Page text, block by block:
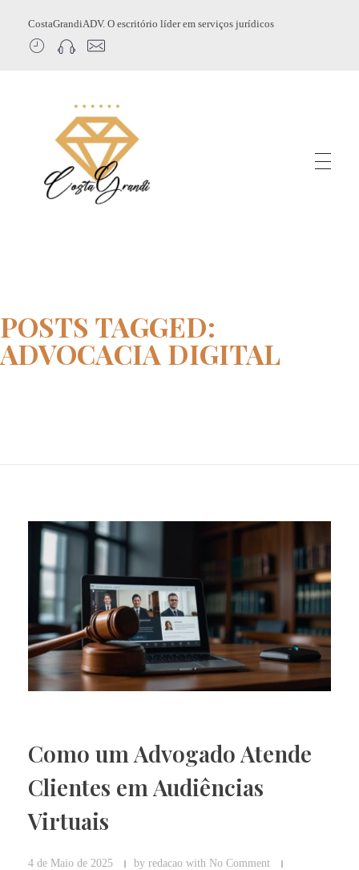
CostaGrandiADV. O escritório líder em serviços jurídicos
POSTS TAGGED:
ADVOCACIA DIGITAL
Como um Advogado Atende
Clientes em Audiências
Virtuais
4 de Maio de 2025 by redacao with No Comment